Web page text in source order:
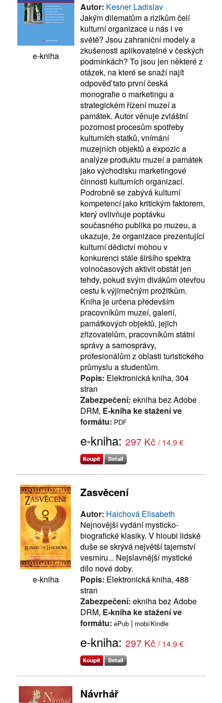
e-kniha
Autor: Kesner Ladislav
Jakým dilematům a rizikům čelí
kulturní organizace u nás i ve
světě? Jsou zahraniční modely a
zkušenosti aplikovatelné v českých
podmínkách? To jsou jen některé z
otázek, na které se snaží najít
odpověď tato první česká
monografie o marketingu a
strategickém řízení muzeí a
památek. Autor věnuje zvláštní
pozornost procesům spotřeby
kulturních statků, vnímání
muzejních objektů a expozic a
analýze produktu muzeí a památek
jako východisku marketingové
činnosti kulturních organizací.
Podrobně se zabývá kulturní
kompetencí jako kritickým faktorem,
který ovlivňuje poptávku
současného publika po muzeu, a
ukazuje, že organizace prezentující
kulturní dědictví mohou v
konkurenci stále širšího spektra
volnočasových aktivit obstát jen
tehdy, pokud svým divákům otevřou
cestu k výjimečným prožitkům.
Kniha je určena především
pracovníkům muzeí, galerií,
památkových objektů, jejich
zřizovatelům, pracovníkům státní
správy a samosprávy,
profesionálům z oblasti turistického
průmyslu a studentům.
Popis: Elektronická kniha, 304
stran
Zabezpečení: ekniha bez Adobe
DRM, E-kniha ke stažení ve
formátu: PDF
e-kniha: 297 Kč / 14.9 €
e-kniha
Zasvěcení
Autor: Haichová Elisabeth
Nejnovější vydání mysticko-
biografické klasiky. V hloubi lidské
duše se skrývá největší tajemství
vesmíru... Nejslavnější mystické
dílo nové doby.
Popis: Elektronická kniha, 488
stran
Zabezpečení: ekniha bez Adobe
DRM, E-kniha ke stažení ve
formátu: ePub | mobi/Kindle
e-kniha: 297 Kč / 14.9 €
Návrhář